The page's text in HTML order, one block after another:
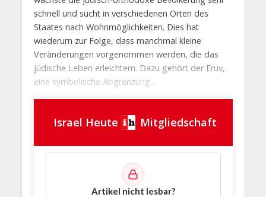
schnell und sucht in verschiedenen Orten des
Staates nach Wohnmöglichkeiten. Dies hat
wiederum zur Folge, dass manchmal kleine
Veränderungen vorgenommen werden, die das
jüdische Leben erleichtern. Dazu gehört der Eruv,
eine symbolische Abgrenzung...
Israel Heute Mitgliedschaft
Artikel nicht lesbar?